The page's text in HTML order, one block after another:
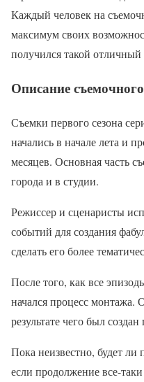
Каждый человек на
максимум своих
получился такой отличный
Описание
Съемки первого сезона
начались в начале лета и
месяцев. Основная часть
города и в студии.
Режиссер и сценаристы
событий для создания
сделать его более
После того, как все
начался процесс монтажа.
результате чего был
Пока неизвестно, будет
если продолжение все-